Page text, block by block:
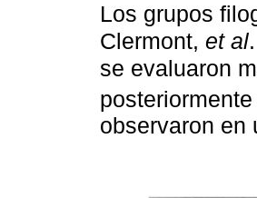
Los grupos
Clermont, et al.
se evaluaron
observaron en